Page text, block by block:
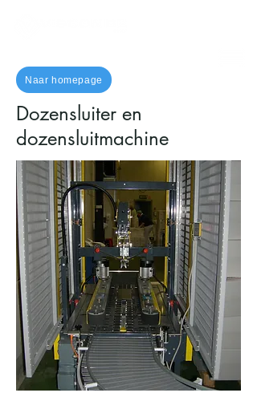
Naar homepage
Dozensluiter en
dozensluitmachine